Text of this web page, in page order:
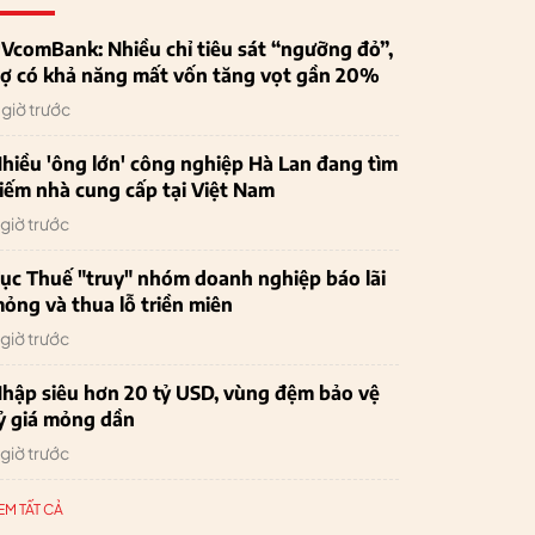
Nhiều chỉ tiêu sát “ngưỡng đỏ”,
có khả năng mất vốn tăng vọt gần 20%
giờ trước
'ông lớn' công nghiệp Hà Lan đang tìm
nhà cung cấp tại Việt Nam
giờ trước
Thuế "truy" nhóm doanh nghiệp báo lãi
và thua lỗ triền miên
giờ trước
siêu hơn 20 tỷ USD, vùng đệm bảo vệ
giá mỏng dần
giờ trước
TẤT CẢ